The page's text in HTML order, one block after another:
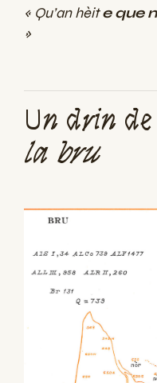
« Qu’an hèite que
»
Un drin
la bru